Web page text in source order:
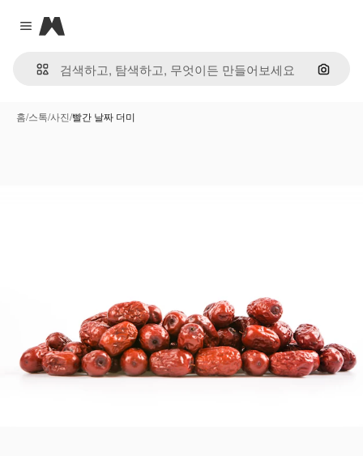
Close menu
Magnific
이미지
홈/스톡/사진/빨간 날짜 더미